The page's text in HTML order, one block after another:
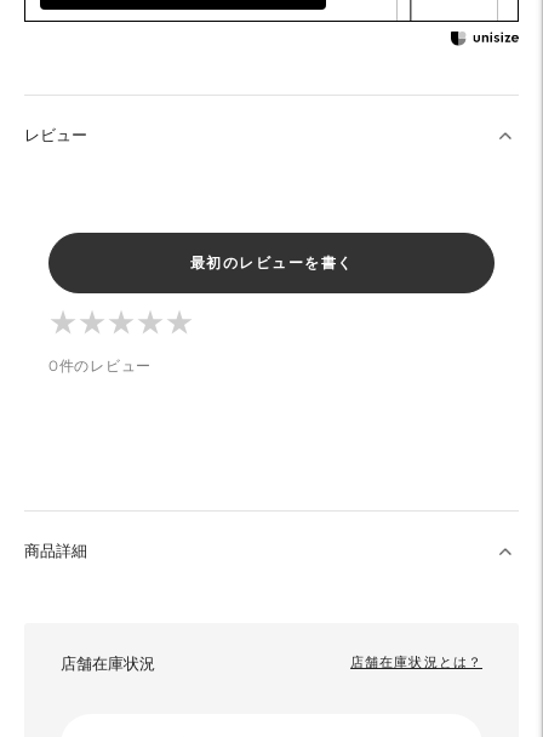
レビュー
最初のレビューを書く
★★★★★
★★★★★
0件のレビュー
商品詳細
店舗在庫状況 店舗在庫状況とは？